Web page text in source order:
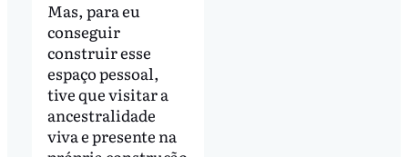
Mas, para eu
conseguir
construir esse
espaço pessoal,
tive que visitar a
ancestralidade
viva e presente na